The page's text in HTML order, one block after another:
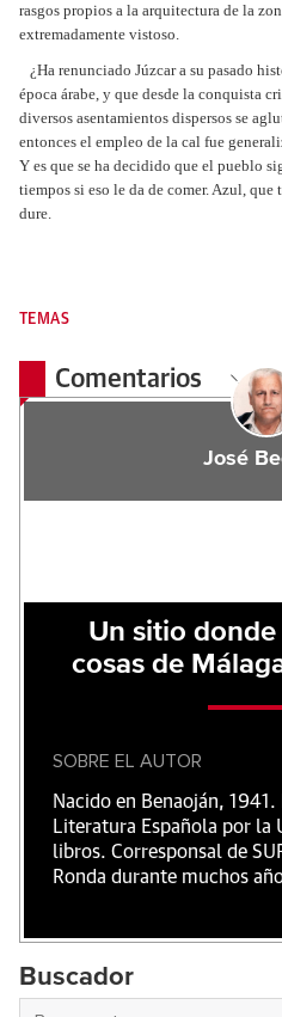
rasgos propios a la arquitectura de la
extremadamente vistoso.
¿Ha renunciado Júzcar a su pasado
época árabe, y que desde la conquista
diversos asentamientos dispersos se
entonces el empleo de la cal fue
Y es que se ha decidido que el pueblo
tiempos si eso le da de comer. Azul,
dure.
TEMAS
Comentarios
José
Un sitio
cosas de
SOBRE EL AUTOR
Nacido en Benaoján,
Literatura Española por la
libros. Corresponsal de
Ronda durante muchos
Buscador